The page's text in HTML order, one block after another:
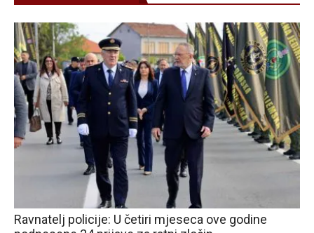
Ravnatelj policije: U četiri mjeseca ove godine